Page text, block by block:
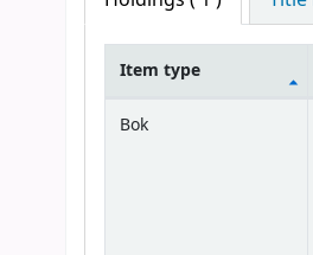
Holdings
Item type
Bok